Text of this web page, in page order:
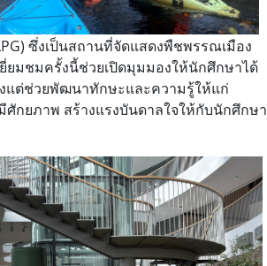
ซึ่งเป็นสถานที่จัดแสดงพืชพรรณเมือง
ยมชมครั้งนี้ช่วยเปิดมุมมองให้นักศึกษาได้
แต่ช่วยพัฒนาทักษะและความรู้ให้แก่
กยภาพ สร้างแรงบันดาลใจให้กับนักศึกษา